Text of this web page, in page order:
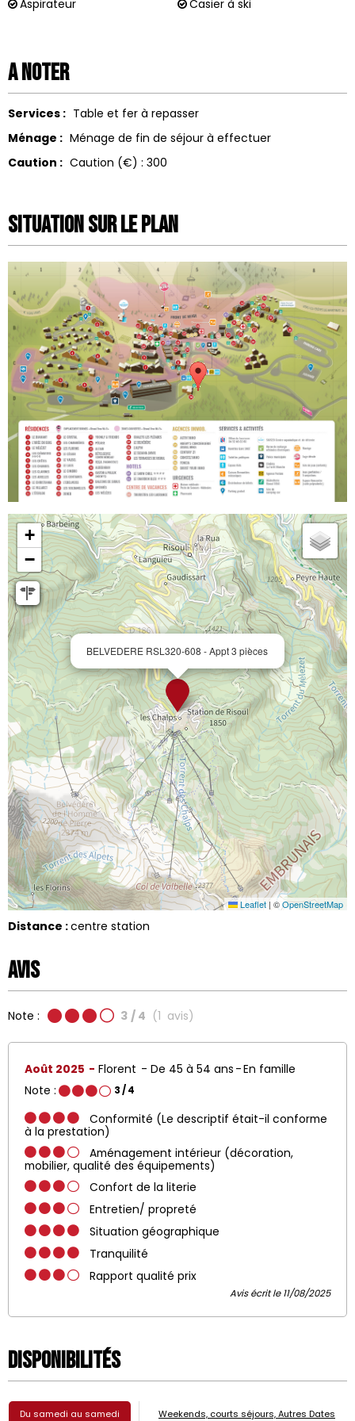
Aspirateur Casier à ski
A noter
Services : Table et fer à repasser
Ménage : Ménage de fin de séjour à effectuer
Caution : Caution (€) : 300
Situation sur le Plan
BELVEDERE RSL320-608 - Appt 3 pièces
+
−
Leaflet | ©OpenStreetMap
Distance :centre station
Avis
Note : 3 / 4 (1 avis)
Août 2025 Florent De 45 à 54 ans
En famille
Note :
3/ 4
Conformité (Le descriptif était-il conforme
à la prestation)
Aménagement intérieur (décoration,
mobilier, qualité des équipements)
Confort de la literie
Entretien/ propreté
Situation géographique
Tranquilité
Rapport qualité prix
Avis écrit le 11/08/2025
Disponibilités
Du samedi au samedi Weekends, courts séjours, Autres Dates